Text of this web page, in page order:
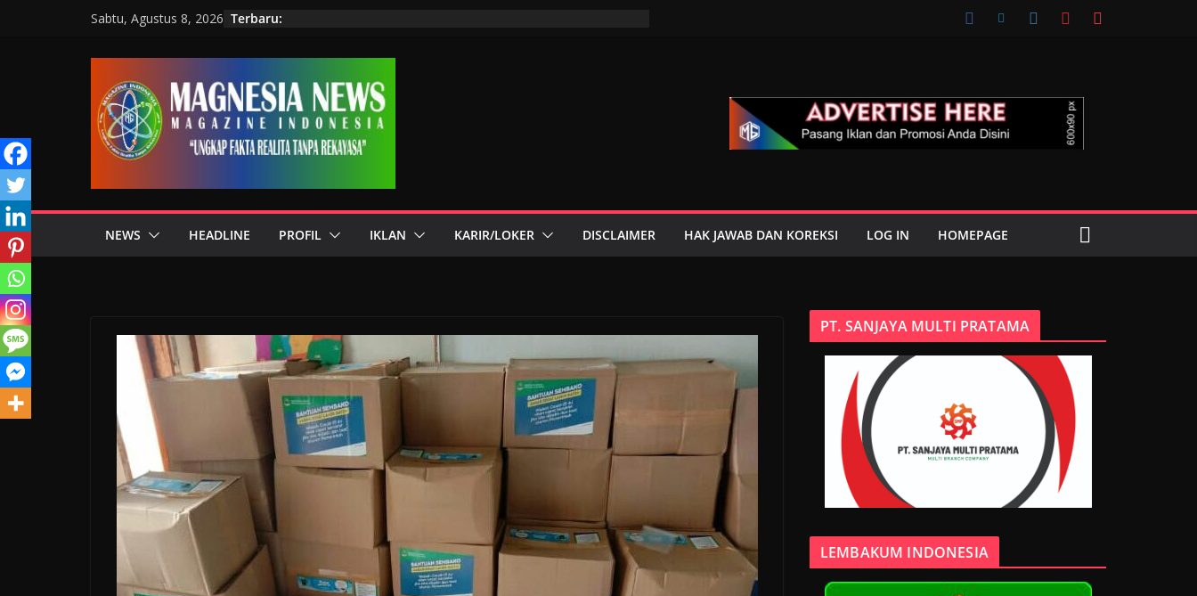
Sabtu, Agustus 8, 2026 Terbaru:
NEWS HEADLINE PROFIL IKLAN KARIR/LOKER DISCLAIMER HAK JAWAB DAN KOREKSI LOG IN HOMEPAGE
PT. SANJAYA MULTI PRATAMA
LEMBAKUM INDONESIA